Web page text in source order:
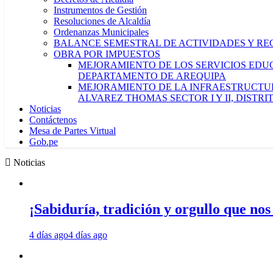
Instrumentos de Gestión
Resoluciones de Alcaldía
Ordenanzas Municipales
BALANCE SEMESTRAL DE ACTIVIDADES Y
OBRA POR IMPUESTOS
MEJORAMIENTO DE LOS SERVICIOS
DEPARTAMENTO DE AREQUIPA
MEJORAMIENTO DE LA
ALVAREZ THOMAS SECTOR I Y II,
Noticias
Contáctenos
Mesa de Partes Virtual
Gob.pe
Noticias
¡Sabiduría, tradición y orgullo que
4 días ago4 días ago